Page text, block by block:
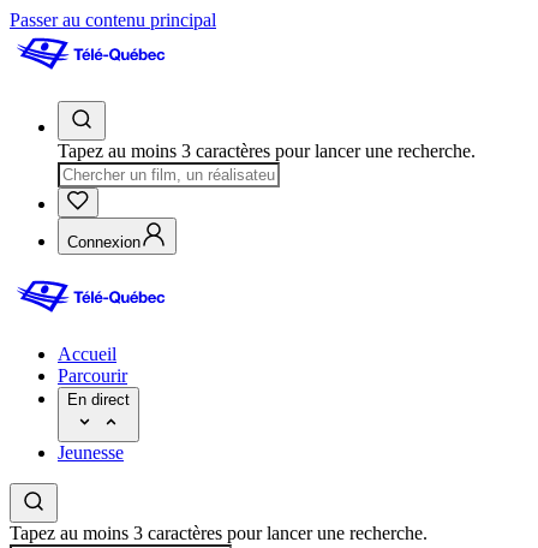
Passer au contenu principal
Tapez au moins 3 caractères pour lancer une recherche.
Connexion
Accueil
Parcourir
En direct
Jeunesse
Tapez au moins 3 caractères pour lancer une recherche.